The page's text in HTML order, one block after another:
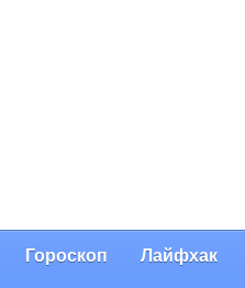
Гороскоп Лайфхак